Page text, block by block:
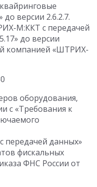
версии 2.6.2.7.
М:ККТ с передачей
до версии
компанией «ШТРИХ-
оборудования,
с «Требования к
передачей данных»
фискальных
ФНС России от